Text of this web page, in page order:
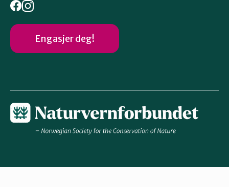
Engasjer deg!